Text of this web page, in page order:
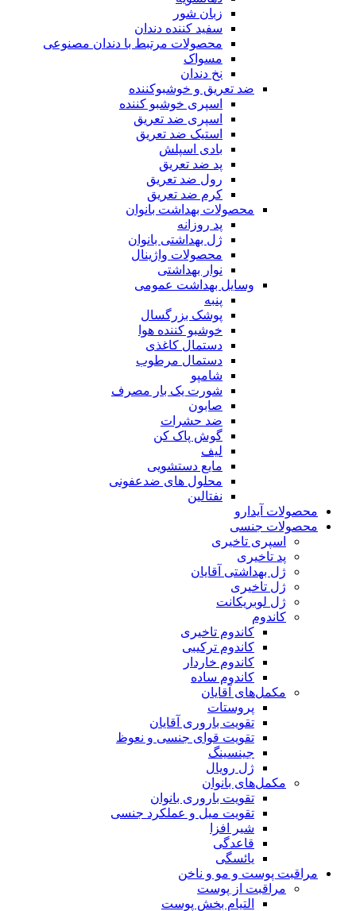
زبان شور
سفید کننده دندان
محصولات مرتبط با دندان مصنوعی
مسواک
نخ دندان
ضد تعریق و خوشبوکننده
اسپری خوشبو کننده
اسپری ضد تعریق
استیک ضد تعریق
بادی اسپلش
پد ضد تعریق
رول ضد تعریق
کرم ضد تعریق
محصولات بهداشت بانوان
پد روزانه
ژل بهداشتی بانوان
محصولات واژینال
نوار بهداشتی
وسایل بهداشت عمومی
پنبه
پوشک بزرگسال
خوشبو کننده هوا
دستمال کاغذی
دستمال مرطوب
شامپو
شورت یک بار مصرف
صابون
ضد حشرات
گوش پاک کن
لیف
مایع دستشویی
محلول های ضدعفونی
نفتالین
محصولات آیدارو
محصولات جنسی
اسپری تاخیری
پد تاخیری
ژل بهداشتی آقایان
ژل تاخیری
ژل لوبریکانت
کاندوم
کاندوم تاخیری
کاندوم ترکیبی
کاندوم خاردار
کاندوم ساده
مکمل‌های آقایان
پروستات
تقویت باروری آقایان
تقویت قوای جنسی و نعوظ
جینسینگ
ژل رویال
مکمل‌های بانوان
تقویت باروری بانوان
تقویت میل و عملکرد جنسی
شیر افزا
قاعدگی
یائسگی
مراقبت پوست و مو و ناخن
مراقبت از پوست
التیام بخش پوست